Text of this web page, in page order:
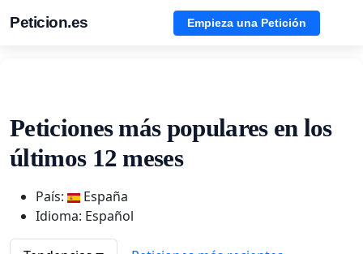
Peticion.es Empieza una Petición
Peticiones más populares en los
últimos 12 meses
País:
España
Idioma: Español